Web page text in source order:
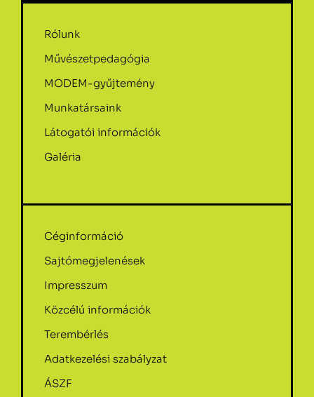
Rólunk
Művészetpedagógia
MODEM-gyűjtemény
Munkatársaink
Látogatói információk
Galéria
Céginformáció
Sajtómegjelenések
Impresszum
Közcélú információk
Terembérlés
Adatkezelési szabályzat
ÁSZF